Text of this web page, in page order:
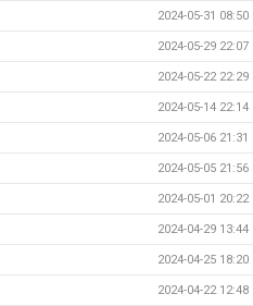
2024-05-31 08:50
2024-05-29 22:07
2024-05-22 22:29
2024-05-14 22:14
2024-05-06 21:31
2024-05-05 21:56
2024-05-01 20:22
2024-04-29 13:44
2024-04-25 18:20
2024-04-22 12:48